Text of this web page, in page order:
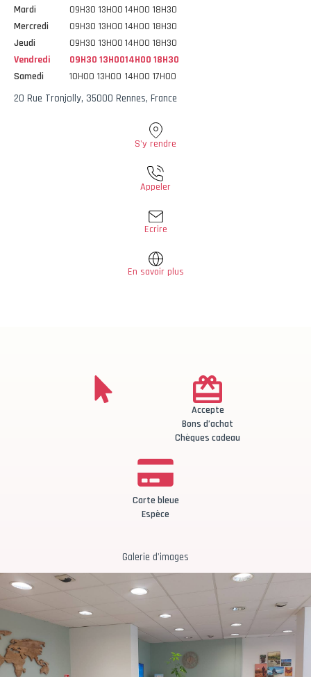
Mardi
09H30 13H00 14H00 18H30
Mercredi
09H30 13H00 14H00 18H30
Jeudi
09H30 13H00 14H00 18H30
Vendredi
09H30 13H0014H00 18H30
Samedi
10H00 13H00 14H00 17H00
20 Rue Tronjolly, 35000 Rennes, France
S'y rendre
Appeler
Ecrire
En savoir plus
Accepte
Bons d’achat
Chèques cadeau
Carte bleue
Espèce
Galerie d'images